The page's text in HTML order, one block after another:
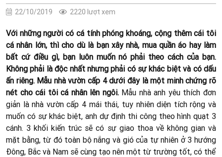
22/10/2019 2220 lượt xem
Với những người có cá tính phóng khoáng, cộng thêm cái tôi
cá nhân lớn, thì cho dù là bạn xây nhà, mua quần áo hay làm
bất cứ điều gì, bạn luôn muốn nó phải theo cách của bạn.
Không phải là độc nhất nhưng phải có sự khác biệt và có dấu
ấn riêng. Mẫu nhà vườn cấp 4 dưới đây là một minh chứng rõ
nét cho cái tôi cá nhân lên ngôi.Mẫu nhà anh yêu thích đơn
giản là nhà vườn cấp 4 mái thái, tuy nhiên diện tích rộng và
muốn có sự khác biệt, anh dự định thi công theo hình quạt 3
cánh. 3 khối kiến trúc sẽ có sự giao thoa về không gian và
mặt bằng, từ đó toàn bộ nắng và gió của tự nhiên ở 3 hướng
Đông, Bắc và Nam sẽ cùng tạo nên một từ trường tốt, có thể